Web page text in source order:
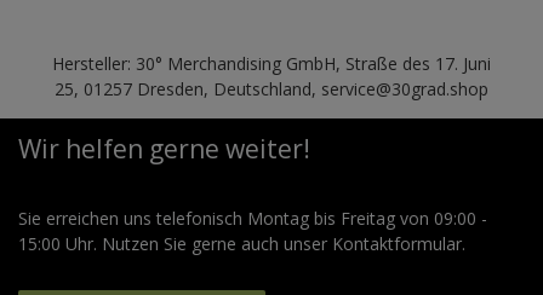
Hersteller: 30° Merchandising GmbH, Straße des 17. Juni
25, 01257 Dresden, Deutschland, service@30grad.shop
Wir helfen gerne weiter!
Sie erreichen uns telefonisch Montag bis Freitag von 09:00 -
15:00 Uhr. Nutzen Sie gerne auch unser Kontaktformular.